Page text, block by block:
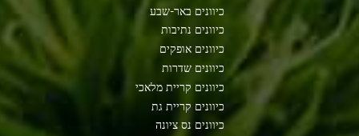
כיוונים באר-שבע
כיוונים נתיבות
כיוונים אופקים
כיוונים שדרות
כיוונים קריית מלאכי
כיוונים קריית גת
כיוונים נס ציונה